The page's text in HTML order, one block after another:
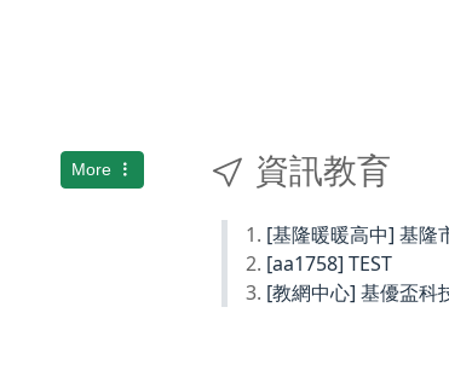
More 資訊教育
[基隆暖暖高中] 基隆
[aa1758] TEST
[教網中心] 基優盃科